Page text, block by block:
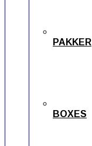
PAKKER
BOXES